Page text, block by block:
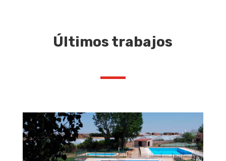
Últimos trabajos